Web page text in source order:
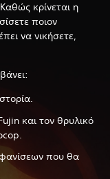
κρίνεται η
ποιον
να νικήσετε,
και τον θρυλικό
που θα